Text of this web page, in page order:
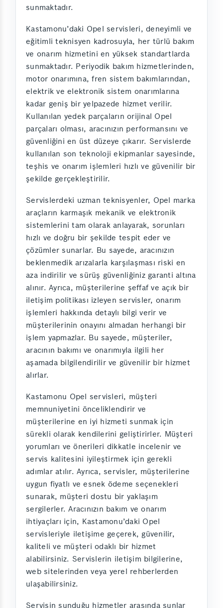
sunmaktadır.
Kastamonu’daki Opel servisleri, deneyimli ve
eğitimli teknisyen kadrosuyla, her türlü bakım
ve onarım hizmetini en yüksek standartlarda
sunmaktadır. Periyodik bakım hizmetlerinden,
motor onarımına, fren sistem bakımlarından,
elektrik ve elektronik sistem onarımlarına
kadar geniş bir yelpazede hizmet verilir.
Kullanılan yedek parçaların orijinal Opel
parçaları olması, aracınızın performansını ve
güvenliğini en üst düzeye çıkarır. Servislerde
kullanılan son teknoloji ekipmanlar sayesinde,
teşhis ve onarım işlemleri hızlı ve güvenilir bir
şekilde gerçekleştirilir.
Servislerdeki uzman teknisyenler, Opel marka
araçların karmaşık mekanik ve elektronik
sistemlerini tam olarak anlayarak, sorunları
hızlı ve doğru bir şekilde tespit eder ve
çözümler sunarlar. Bu sayede, aracınızın
beklenmedik arızalarla karşılaşması riski en
aza indirilir ve sürüş güvenliğiniz garanti altına
alınır. Ayrıca, müşterilerine şeffaf ve açık bir
iletişim politikası izleyen servisler, onarım
işlemleri hakkında detaylı bilgi verir ve
müşterilerinin onayını almadan herhangi bir
işlem yapmazlar. Bu sayede, müşteriler,
aracının bakımı ve onarımıyla ilgili her
aşamada bilgilendirilir ve güvenilir bir hizmet
alırlar.
Kastamonu Opel servisleri, müşteri
memnuniyetini önceliklendirir ve
müşterilerine en iyi hizmeti sunmak için
sürekli olarak kendilerini geliştirirler. Müşteri
yorumları ve önerileri dikkatle incelenir ve
servis kalitesini iyileştirmek için gerekli
adımlar atılır. Ayrıca, servisler, müşterilerine
uygun fiyatlı ve esnek ödeme seçenekleri
sunarak, müşteri dostu bir yaklaşım
sergilerler. Aracınızın bakım ve onarım
ihtiyaçları için, Kastamonu’daki Opel
servisleriyle iletişime geçerek, güvenilir,
kaliteli ve müşteri odaklı bir hizmet
alabilirsiniz. Servislerin iletişim bilgilerine,
web sitelerinden veya yerel rehberlerden
ulaşabilirsiniz.
Servisin sunduğu hizmetler arasında şunlar